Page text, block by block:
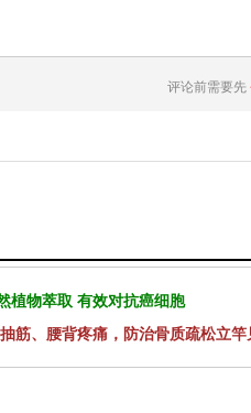
评论前需要先
植物萃取 有效对抗癌细胞
筋、腰背疼痛，防治骨质疏松立竿